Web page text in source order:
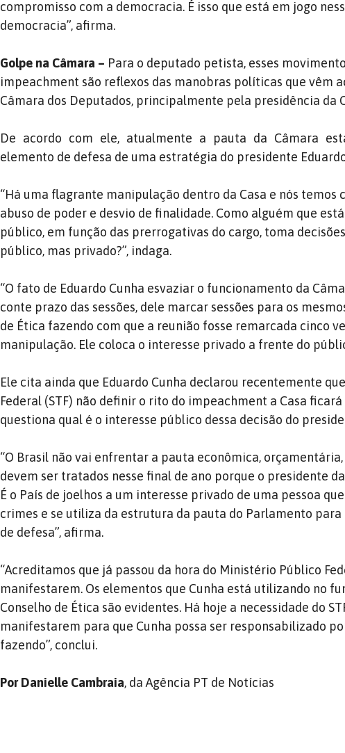
compromisso com a democracia. É isso que está em jogo
democracia”, afirma.
Golpe na Câmara – Para o deputado petista, esses
impeachment são reflexos das manobras políticas que vêm
Câmara dos Deputados, principalmente pela presidência da
De acordo com ele, atualmente a pauta da Câmara
elemento de defesa de uma estratégia do presidente
“Há uma flagrante manipulação dentro da Casa e nós temos
abuso de poder e desvio de finalidade. Como alguém que
público, em função das prerrogativas do cargo, toma
público, mas privado?”, indaga.
“O fato de Eduardo Cunha esvaziar o funcionamento da
conte prazo das sessões, dele marcar sessões para os
de Ética fazendo com que a reunião fosse remarcada cinco
manipulação. Ele coloca o interesse privado a frente do
Ele cita ainda que Eduardo Cunha declarou recentemente
Federal (STF) não definir o rito do impeachment a Casa
questiona qual é o interesse público dessa decisão do
“O Brasil não vai enfrentar a pauta econômica,
devem ser tratados nesse final de ano porque o presidente
É o País de joelhos a um interesse privado de uma pessoa
crimes e se utiliza da estrutura da pauta do Parlamento
de defesa”, afirma.
“Acreditamos que já passou da hora do Ministério Público
manifestarem. Os elementos que Cunha está utilizando no
Conselho de Ética são evidentes. Há hoje a necessidade do
manifestarem para que Cunha possa ser responsabilizado
fazendo”, conclui.
Por Danielle Cambraia, da Agência PT de Notícias